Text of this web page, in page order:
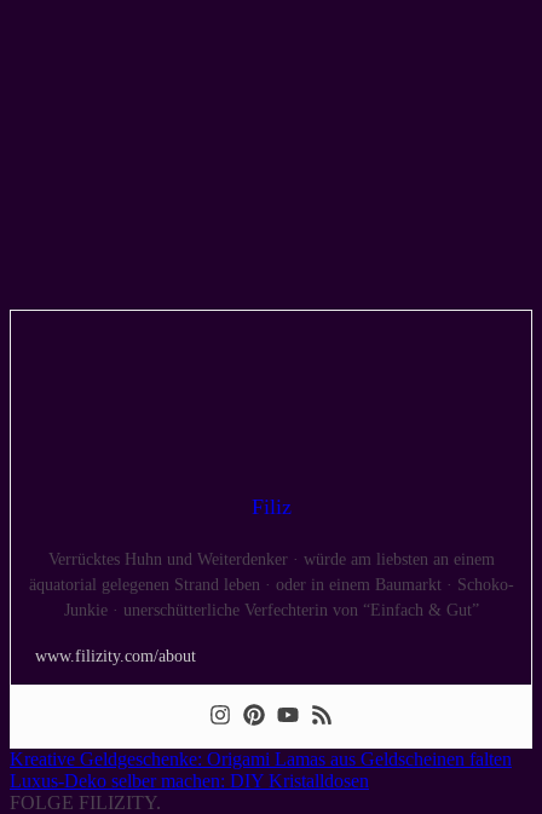
Filiz
Verrücktes Huhn und Weiterdenker · würde am liebsten an einem
äquatorial gelegenen Strand leben · oder in einem Baumarkt · Schoko-
Junkie · unerschütterliche Verfechterin von “Einfach & Gut”
www.filizity.com/about
Kreative Geldgeschenke: Origami Lamas aus Geldscheinen falten
Luxus-Deko selber machen: DIY Kristalldosen
FOLGE FILIZITY.